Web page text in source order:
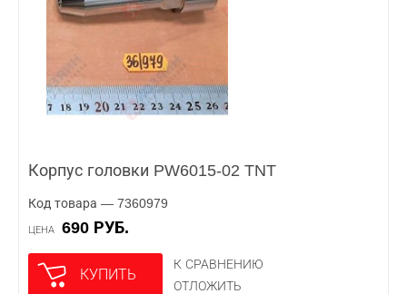
Корпус головки PW6015-02 TNT
Код товара — 7360979
ЦЕНА 690 РУБ.
КУПИТЬ
К СРАВНЕНИЮ
ОТЛОЖИТЬ